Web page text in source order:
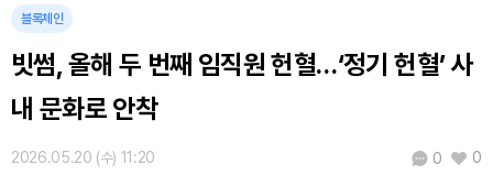
Bitcoin (BTC)
블록체인
빗썸, 올해 두 번째 임직원 헌혈…‘정기 헌혈’ 사
내 문화로 안착
2026.05.20 (수) 11:20 0 0